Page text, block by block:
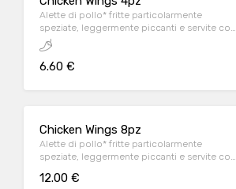
Alette di pollo* fritte particolarmente
speziate, leggermente piccanti e servite con
salsa OWW
6.60 €
Chicken Wings 8pz
Alette di pollo* fritte particolarmente
speziate, leggermente piccanti e servite con
12.00 €